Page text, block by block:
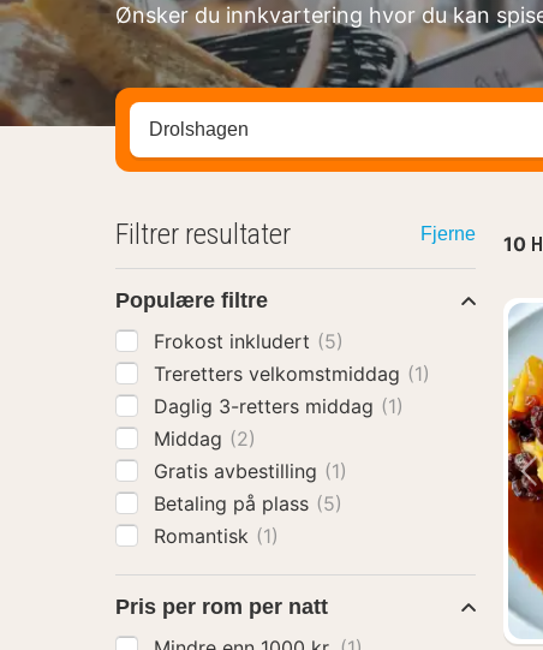
Ønsker du innkvartering hvor du kan
Søk hotell, region eller by
10
Filtrer resultater Fjerne
Populære filtre
Frokost inkludert (5)
Treretters velkomstmiddag (1)
Daglig 3-retters middag (1)
Middag (2)
Gratis avbestilling (1)
Betaling på plass (5)
Romantisk (1)
Pris per rom per natt